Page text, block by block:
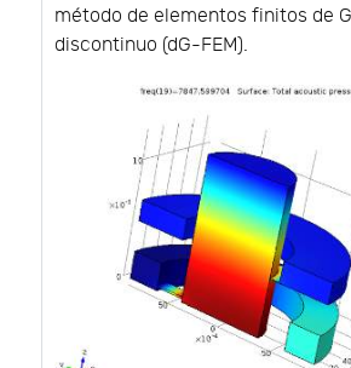
método de elementos finitos de
discontinuo (dG-FEM).